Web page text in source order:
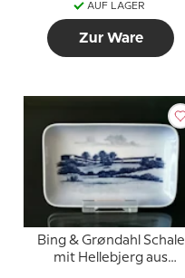
AUF LAGER
Zur Ware
Bing & Grøndahl Schale
mit Hellebjerg aus